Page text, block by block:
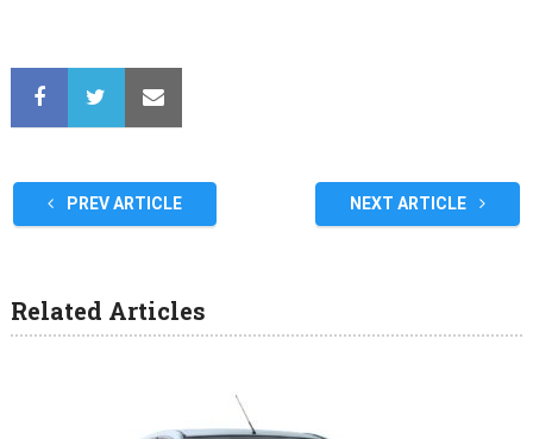
PREV ARTICLE NEXT ARTICLE
Related Articles